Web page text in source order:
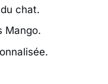
chat.
Mango.